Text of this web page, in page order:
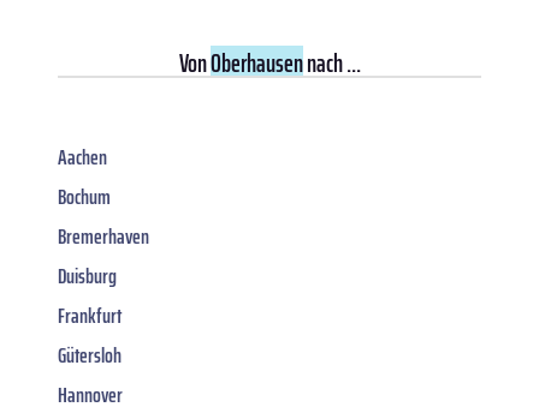
VonOberhausennach ...
Aachen
Bochum
Bremerhaven
Duisburg
Frankfurt
Gütersloh
Hannover